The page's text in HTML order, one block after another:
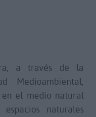
a través de la
Medioambiental,
en el medio natural
naturales